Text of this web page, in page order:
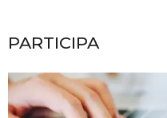
PARTICIPA